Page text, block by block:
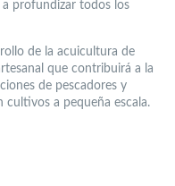
profundizar todos los
de la acuicultura de
que contribuirá a la
de pescadores y
cultivos a pequeña escala.